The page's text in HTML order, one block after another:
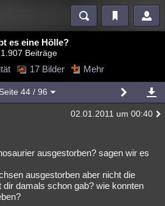
Blogs Videos
Mystery Kriminalfälle
Orte
es eine Hölle?
1.907 Beiträge
17 Bilder Mehr
Seite 44/ 96
02.01.2011 um 00:40
ausgestorben? sagen wir es
ausgestorben aber nicht die
damals schon gab? wie konnten